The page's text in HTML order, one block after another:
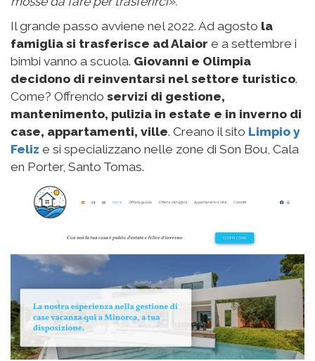
Il grande passo avviene nel 2022. Ad agosto la
famiglia si trasferisce ad Alaior e a settembre i
bimbi vanno a scuola. Giovanni e Olimpia
decidono di reinventarsi nel settore turistico.
Come? Offrendo servizi di gestione,
mantenimento, pulizia in estate e in inverno di
case, appartamenti, ville. Creano il sito Limpio y
Feliz e si specializzano nelle zone di Son Bou, Cala
en Porter, Santo Tomas.